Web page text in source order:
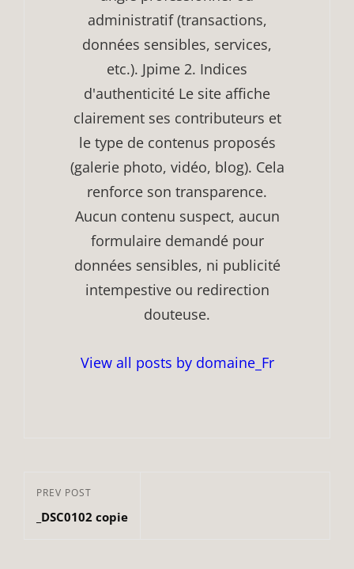
administratif (transactions,
données sensibles, services,
etc.). Jpime 2. Indices
d'authenticité Le site affiche
clairement ses contributeurs et
le type de contenus proposés
(galerie photo, vidéo, blog). Cela
renforce son transparence.
Aucun contenu suspect, aucun
formulaire demandé pour
données sensibles, ni publicité
intempestive ou redirection
douteuse.
View all posts by domaine_Fr
Navigation
de
l’article
Previous
Post
PREV POST
_DSC0102 copie